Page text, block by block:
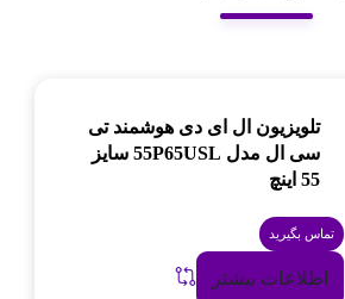
تلویزیون ال ای دی هوشمند تی
سی ال مدل 55P65USL سایز
55 اینچ
تماس بگیرید
اطلاعات بیشتر